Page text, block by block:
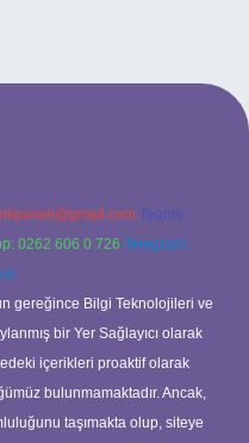
Teams:
0262 606 0 726 Telegram:
gereğince Bilgi Teknolojileri ve
bir Yer Sağlayıcı olarak
içerikleri proaktif olarak
bulunmamaktadır. Ancak,
taşımakta olup, siteye